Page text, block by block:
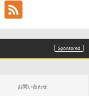
お問い合わせ